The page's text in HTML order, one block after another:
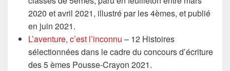
2020 et avril 2021, illustré par les 4èmes, et publié
en juin 2021.
L’aventure, c’est l’inconnu – 12 Histoires
sélectionnées dans le cadre du concours d’écriture
des 5 èmes Pousse-Crayon 2021.